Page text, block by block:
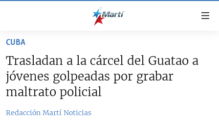
accesibilidad
contenido
principal
CUBA
CUBA
ESTADOS UNIDOS
CUBA
Trasladan a la cárcel del Guatao a
jóvenes golpeadas por grabar
maltrato policial
Redacción Martí Noticias